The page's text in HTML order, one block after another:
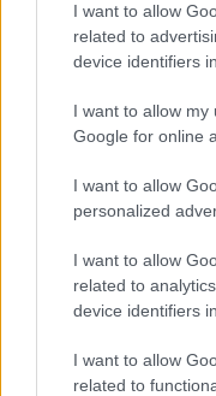
I want to allow
related to
device identifiers
I want to allow
Google for online
I want to allow
personalized
I want to allow
related to
device identifiers
I want to allow
related to
μια αντίφαση:
φιλειρηνικός
τον εκβιάζει
σύστημα. Εδώ δε
αποστάσεις»
«Δεν θα
ελλείμματα»
Ο πρωθυπουργός
έρθουν
την ακρίβεια και